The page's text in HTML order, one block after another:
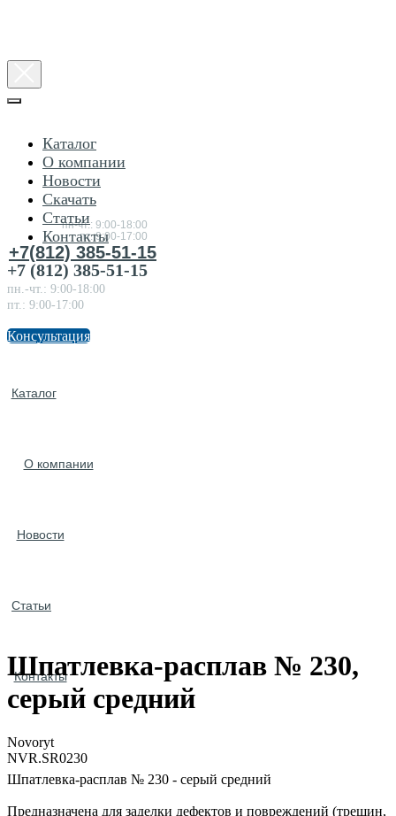
Консультация
товарам
пн-чт.: 9:00-18:00
пт.:9:00-17:00
+7(812) 385-51-15
Каталог
О компании
Новости
Статьи
Контакты
Каталог
О компании
Новости
Скачать
Статьи
Контакты
+7 (812) 385-51-15
пн.-чт.: 9:00-18:00
пт.: 9:00-17:00
Консультация
Шпатлевка-расплав № 230,
серый средний
Novoryt
NVR.SR0230
Шпатлевка-расплав № 230 - серый средний
Предназначена для заделки дефектов и повреждений (трещин,